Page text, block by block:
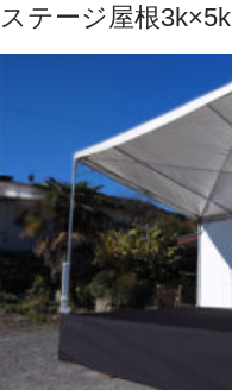
ステージ屋根3k×5k